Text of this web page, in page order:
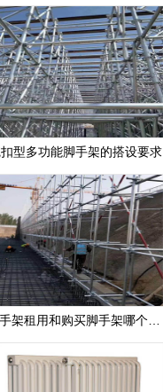
型多功能脚手架的搭设要求